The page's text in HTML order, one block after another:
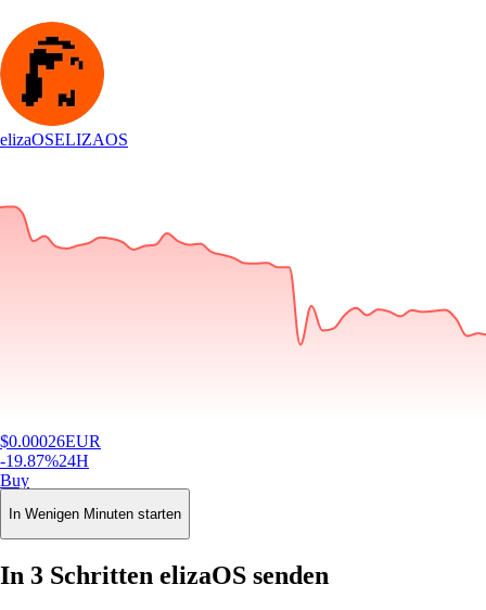
elizaOSELIZAOS
$0.00026EUR
-19.87%24H
Buy
In Wenigen Minuten starten
In 3 Schritten elizaOS senden